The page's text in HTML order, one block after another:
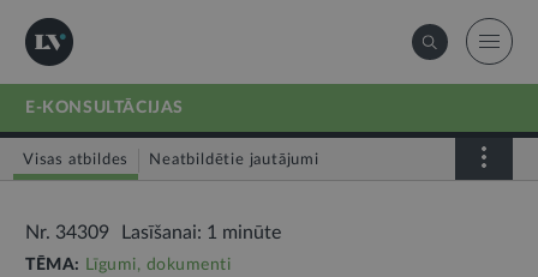
E-KONSULTĀCIJAS
Visas atbildes Neatbildētie jautājumi
Nr. 34309 Lasīšanai: 1 minūte
TĒMA: Līgumi, dokumenti